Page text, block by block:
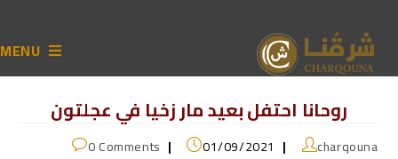
MENU
روحانا احتفل بعيد مار زخيا في عجلتون
charqouna
01/09/2021
0 Comments